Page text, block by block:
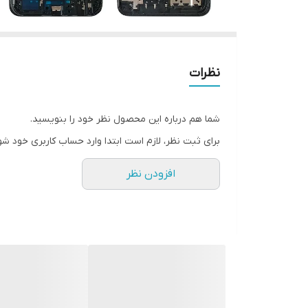
نظرات
شما هم درباره این محصول نظر خود را بنویسید.
برای ثبت نظر، لازم است ابتدا وارد حساب کاربری خود
افزودن نظر